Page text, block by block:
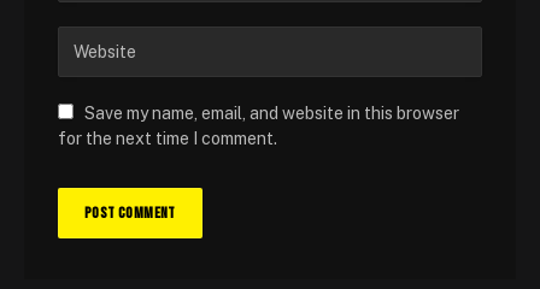
Save my name, email, and website in this browser
for the next time I comment.